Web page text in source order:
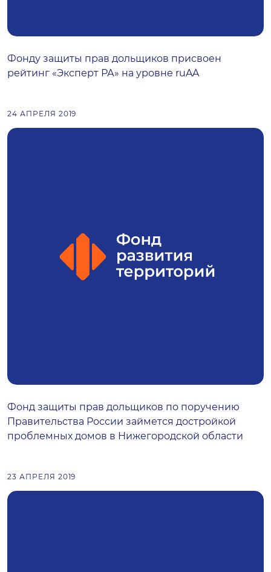
Фонду защиты прав дольщиков присвоен
рейтинг «Эксперт РА» на уровне ruAA
24 АПРЕЛЯ 2019
Фонд защиты прав дольщиков по поручению
Правительства России займется достройкой
проблемных домов в Нижегородской области
23 АПРЕЛЯ 2019